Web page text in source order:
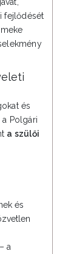
fejlődését
és
Polgári
a szülői
és
a